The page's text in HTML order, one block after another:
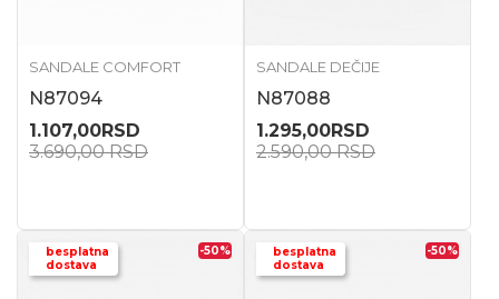
SANDALE COMFORT
N87094
1.107,00RSD
3.690,00RSD
SANDALE DEČIJE
N87088
1.295,00RSD
2.590,00RSD
besplatna
dostava
-50%
besplatna
dostava
-50%